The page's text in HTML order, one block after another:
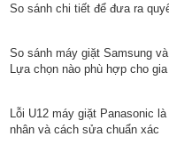
So sánh chi tiết để đưa ra
So sánh máy giặt Samsung
Lựa chọn nào phù hợp cho
Lỗi U12 máy giặt Panasonic
nhân và cách sửa chuẩn xác